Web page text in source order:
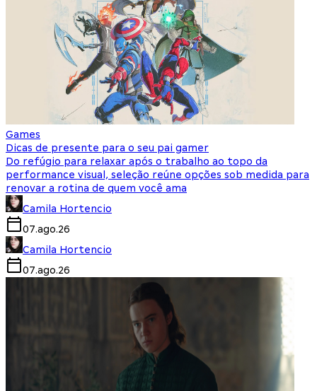
Games
Dicas de presente para o seu pai gamer
Do refúgio para relaxar após o trabalho ao topo da
performance visual, seleção reúne opções sob medida para
renovar a rotina de quem você ama
Camila Hortencio
07.ago.26
Camila Hortencio
07.ago.26